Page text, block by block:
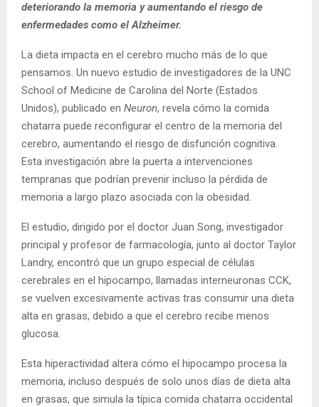
deteriorando la memoria y aumentando el riesgo de
enfermedades como el Alzheimer.
La dieta impacta en el cerebro mucho más de lo que
pensamos. Un nuevo estudio de investigadores de la UNC
School of Medicine de Carolina del Norte (Estados
Unidos), publicado en Neuron, revela cómo la comida
chatarra puede reconfigurar el centro de la memoria del
cerebro, aumentando el riesgo de disfunción cognitiva.
Esta investigación abre la puerta a intervenciones
tempranas que podrían prevenir incluso la pérdida de
memoria a largo plazo asociada con la obesidad.
El estudio, dirigido por el doctor Juan Song, investigador
principal y profesor de farmacología, junto al doctor Taylor
Landry, encontró que un grupo especial de células
cerebrales en el hipocampo, llamadas interneuronas CCK,
se vuelven excesivamente activas tras consumir una dieta
alta en grasas, debido a que el cerebro recibe menos
glucosa.
Esta hiperactividad altera cómo el hipocampo procesa la
memoria, incluso después de solo unos días de dieta alta
en grasas, que simula la típica comida chatarra occidental